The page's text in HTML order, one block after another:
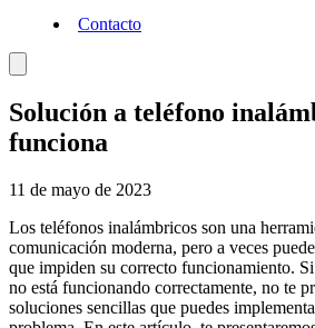
Contacto
Solución a teléfono
funciona
11 de mayo de 2023
Los teléfonos inalámbricos son una
comunicación moderna, pero a veces
que impiden su correcto funcionamiento.
no está funcionando correctamente, no te
soluciones sencillas que puedes